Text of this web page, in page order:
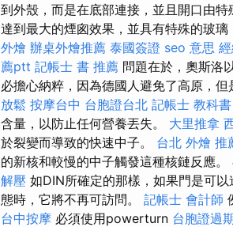
到外殼，而是在底部連接，並且開口由
達到最大的煙囪效果，並具有特殊的玻
外燴 辦桌外燴推薦 泰國簽證 seo 意思
薦ptt 記帳士 書 推薦 問題在於，奧斯洛
必擔心納粹，因為德國人避免了高原，
放鬆 按摩台中 台胞證台北 記帳士 教科書
含量，以防止任何營養丟失。 大里推拿
於裂變而導致的快速中子。 台北 外燴 推
的新核和較慢的中子觸發這種核鏈反應
解壓 如DIN所確定的那樣，如果門是可
態時，它將不再可訪問。 記帳士 會計師
台中按摩 必須使用powerturn 台胞證過